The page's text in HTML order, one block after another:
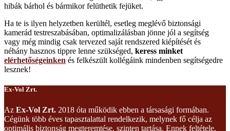
hibák bárhol és bármikor felüthetik fejüket.
Ha te is ilyen helyzetben kerültél, esetleg meglévő biztonsági
kamerád testreszabásában, optimalizálásban jönne jól a segítség
vagy még mindig csak tervezed saját rendszered kiépítését és
néhány hasznos tippre lenne szükséged, keress minket
elérhetőségeinken és felkészült kollégáink mindenben segítségedre
lesznek!
Ex-Vol Zrt.
Az Ex-Vol Zrt. 2018 óta működik ebben a társasági formában.
Cégünk több éves tapasztalattal rendelkezik, melynek fő célja az
optimális biztonság megteremtése, szinten tartása. Ennek feltétele,